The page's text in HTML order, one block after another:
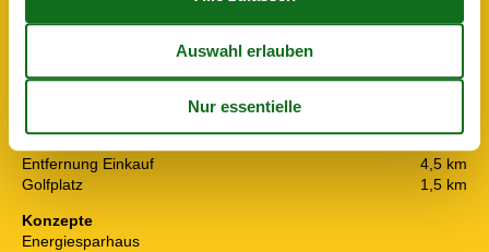
DK-DR1/TV2
Entfernung Einkauf
4,5 km
Golfplatz
1,5 km
Konzepte
Energiesparhaus